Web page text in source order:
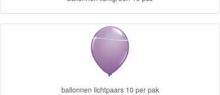
Angry
ballonnen lichtpaars 10 per pak